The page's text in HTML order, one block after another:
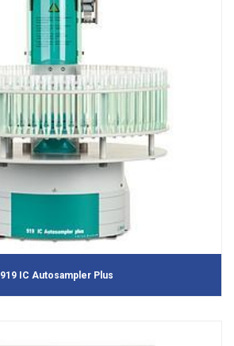
919 IC Autosampler Plus